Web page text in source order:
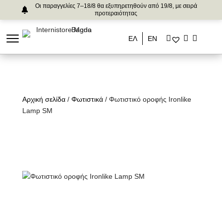
Οι παραγγελίες 7–18/8 θα εξυπηρετηθούν από 19/8, με σειρά
προτεραιότητας
ΕΛ ΕΝ
Αρχική σελίδα/ Φωτιστικά/ Φωτιστικό οροφής Ironlike
Lamp SM